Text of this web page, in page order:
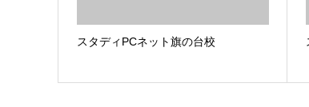
スタディPCネット旗の台校